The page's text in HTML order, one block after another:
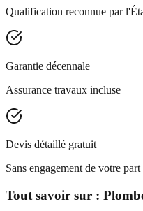
Qualification reconnue par
Garantie décennale
Assurance travaux incluse
Devis détaillé gratuit
Sans engagement de votre part
Tout savoir sur :